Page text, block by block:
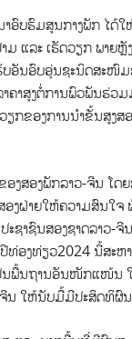
ອົບຮົມສູນກາງພັກ ໄດ້
ແລະ ເຮັດວຽກ ພາຍ
ນອົບອຸ່ນຊະນິດສະໜົມ
າສູງຕໍ່ການພົວພັນຮ່ວ
ກຂອງການນຳຂັ້ນສູງ
ງສອງພັກລາວ-ຈີນ ໂດ
ອງຝ່າຍໃຫ້ຄວາມສົນໃ
ຊາຊົນສອງຊາດລາວ-ຈີ
ທ່ອງທ່ຽວ2024 ນີ້ສະ
ນພື້ນຖານອັນໜັກແໜ້ນ
ໃຫ້ນັບມື້ມີປະສິດທິຜົນ